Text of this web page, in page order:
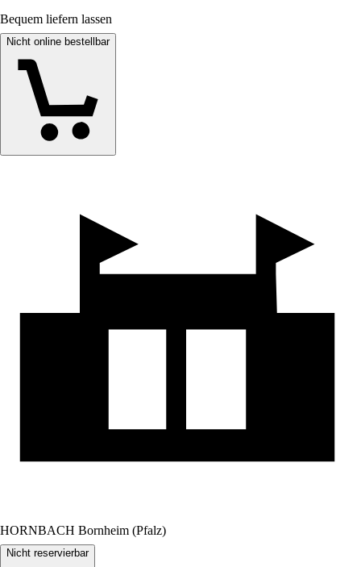
Bequem liefern lassen
Nicht online bestellbar
HORNBACH Bornheim (Pfalz)
Nicht reservierbar